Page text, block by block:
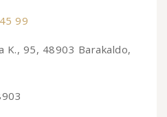
99
K., 95, 48903 Barakaldo,